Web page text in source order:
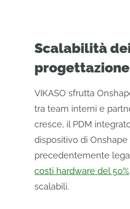
Scalabilità
progettazione
VIKASO sfrutta
tra team interni e
cresce, il PDM
dispositivo di
precedentemente
costi hardware del 50%
scalabili.